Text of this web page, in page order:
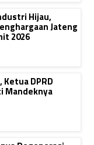
Hijau,
Jateng
2026
DPRD
Mandeknya